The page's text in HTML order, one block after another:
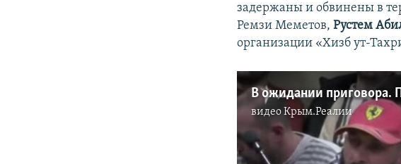
задержаны и обвинены в
Ремзи Меметов,Рустем
организации «Хизб ут-
видеоКрым.Реалии